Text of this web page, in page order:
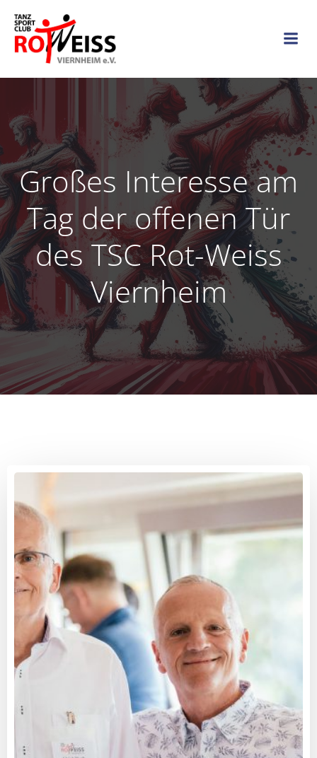
Großes Interesse am
Tag der offenen Tür
des TSC Rot-Weiss
Viernheim